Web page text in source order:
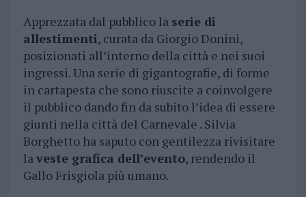
Apprezzata dal pubblico la serie di
allestimenti, curata da Giorgio Donini,
posizionati all’interno della città e nei suoi
ingressi. Una serie di gigantografie, di forme
in cartapesta che sono riuscite a coinvolgere
il pubblico dando fin da subito l’idea di essere
giunti nella città del Carnevale . Silvia
Borghetto ha saputo con gentilezza rivisitare
laveste grafica dell’evento, rendendo il
Gallo Frisgiola più umano.